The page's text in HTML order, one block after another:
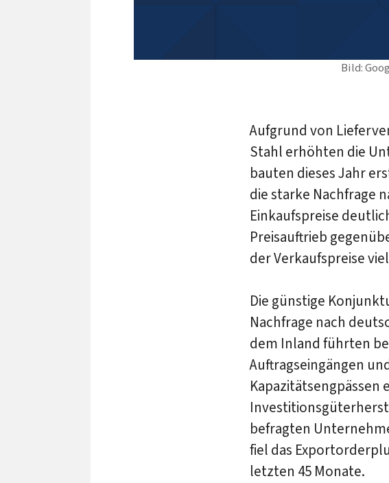
Bild:
Aufgrund von
Stahl erhöhten die
bauten dieses Jahr
die starke Nachfrage
Einkaufspreise
Preisauftrieb
der Verkaufspreise
Die günstige
Nachfrage nach
dem Inland führten
Auftragseingängen
befragten
fiel das
letzten 45 Monate.